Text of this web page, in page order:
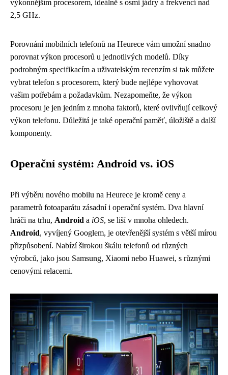
výkonnějším procesorem, ideálně s osmi jádry a frekvencí nad
2,5 GHz.
Porovnání mobilních telefonů na Heurece vám umožní snadno
porovnat výkon procesorů u jednotlivých modelů. Díky
podrobným specifikacím a uživatelským recenzím si tak můžete
vybrat telefon s procesorem, který bude nejlépe vyhovovat
vašim potřebám a požadavkům. Nezapomeňte, že výkon
procesoru je jen jedním z mnoha faktorů, které ovlivňují celkový
výkon telefonu. Důležitá je také operační paměť, úložiště a další
komponenty.
Operační systém: Android vs. iOS
Při výběru nového mobilu na Heurece je kromě ceny a
parametrů fotoaparátu zásadní i operační systém. Dva hlavní
hráči na trhu, Android a iOS, se liší v mnoha ohledech.
Android, vyvíjený Googlem, je otevřenější systém s větší mírou
přizpůsobení. Nabízí širokou škálu telefonů od různých
výrobců, jako jsou Samsung, Xiaomi nebo Huawei, s různými
cenovými relacemi.